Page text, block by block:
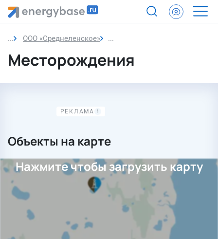
ООО «Среднеленское» Месторождения
Месторождения
Объекты на карте
Нажмите чтобы загрузить карту